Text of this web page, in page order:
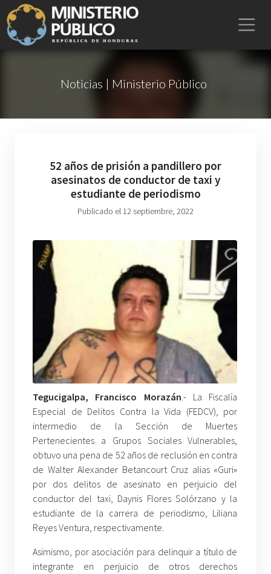
Noticias | Ministerio Público
52 años de prisión a pandillero por
asesinatos de conductor de taxi y
estudiante de periodismo
Publicado el 12 septiembre, 2022
Tegucigalpa, Francisco Morazán.- La Fiscalía
Especial de Delitos Contra la Vida (FEDCV), por
intermedio de la Sección de Muertes
Pertenecientes a Grupos Sociales Vulnerables,
obtuvo una pena de 52 años de reclusión en contra
de Walter Alexander Betancourt Cruz alias «Guri»
por dos delitos de asesinato en perjuicio del
conductor del taxi, Daynis Flores Solórzano y la
estudiante de la carrera de periodismo, Liliana
Reyes Ventura, respectivamente.
Asimismo, por asociación para delinquir a título de
integrante en perjuicio de otros derechos